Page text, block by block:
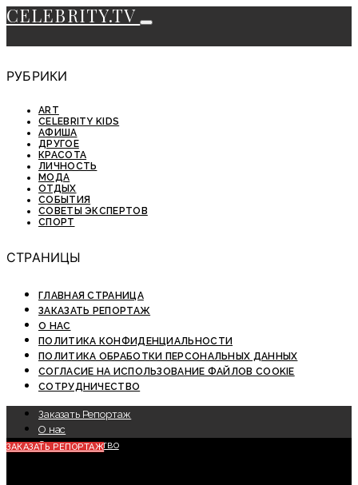
CELEBRITY.TV
РУБРИКИ
ART
CELEBRITY KIDS
АФИША
ДРУГОЕ
КРАСОТА
ЛИЧНОСТЬ
МОДА
ОТДЫХ
СОБЫТИЯ
СОВЕТЫ ЭКСПЕРТОВ
СПОРТ
СТРАНИЦЫ
ГЛАВНАЯ СТРАНИЦА
ЗАКАЗАТЬ РЕПОРТАЖ
О НАС
ПОЛИТИКА КОНФИДЕНЦИАЛЬНОСТИ
ПОЛИТИКА ОБРАБОТКИ ПЕРСОНАЛЬНЫХ ДАННЫХ
СОГЛАСИЕ НА ИСПОЛЬЗОВАНИЕ ФАЙЛОВ COOKIE
СОТРУДНИЧЕСТВО
Заказать Репортаж
О нас
Сотрудничество
ЗАКАЗАТЬ РЕПОРТАЖ